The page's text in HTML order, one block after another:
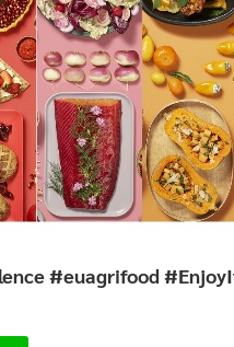
#euagrifood